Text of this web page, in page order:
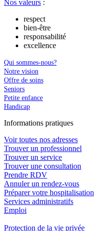
Nos valeurs :
respect
bien-être
responsabilité
excellence
Qui sommes-nous?
Notre vision
Offre de soins
Seniors
Petite enfance
Handicap
Informations pratiques
Voir toutes nos adresses
Trouver un professionnel
Trouver un service
Trouver une consultation
Prendre RDV
Annuler un rendez-vous
Préparer votre hospitalisation
Services administratifs
Emploi​
Protection de la vie privée